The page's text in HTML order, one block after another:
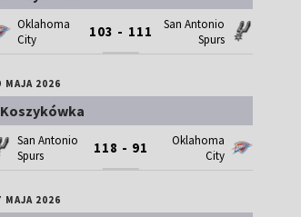
Oklahoma
City
103 - 111
San Antonio
Spurs
MAJA 2026
Koszykówka
San Antonio
Spurs
118 - 91
Oklahoma
City
MAJA 2026